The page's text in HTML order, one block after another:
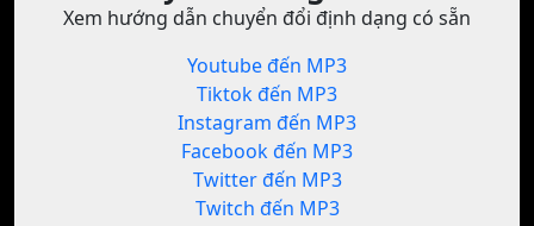
Xem hướng dẫn chuyển đổi định dạng có sẵn
Youtube đến MP3
Tiktok đến MP3
Instagram đến MP3
Facebook đến MP3
Twitter đến MP3
Twitch đến MP3